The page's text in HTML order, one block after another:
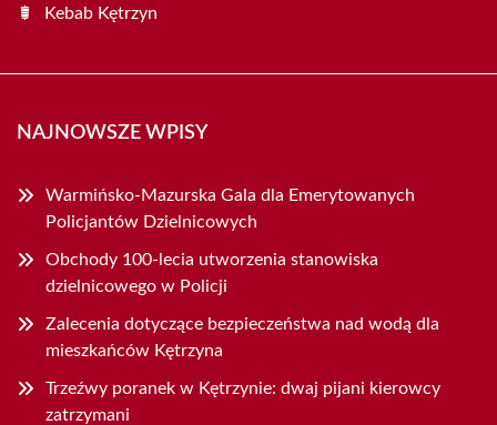
Kebab Kętrzyn
NAJNOWSZE WPISY
Warmińsko-Mazurska Gala dla Emerytowanych
Policjantów Dzielnicowych
Obchody 100-lecia utworzenia stanowiska
dzielnicowego w Policji
Zalecenia dotyczące bezpieczeństwa nad wodą dla
mieszkańców Kętrzyna
Trzeźwy poranek w Kętrzynie: dwaj pijani kierowcy
zatrzymani